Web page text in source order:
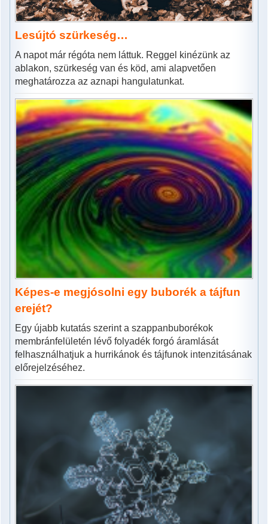
Lesújtó szürkeség…
A napot már régóta nem láttuk. Reggel kinézünk az
ablakon, szürkeség van és köd, ami alapvetően
meghatározza az aznapi hangulatunkat.
Képes-e megjósolni egy buborék a tájfun
erejét?
Egy újabb kutatás szerint a szappanbuborékok
membránfelületén lévő folyadék forgó áramlását
felhasználhatjuk a hurrikánok és tájfunok intenzitásának
előrejelzéséhez.